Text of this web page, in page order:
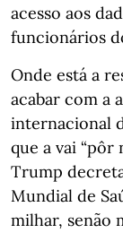
acesso aos
funcionários
Onde está a
acabar com a
internacional
que a vai “pôr
Trump
Mundial de
milhar, senão